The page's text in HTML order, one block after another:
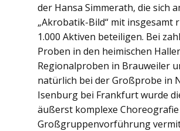
der Hansa Simmerath, die sich
„Akrobatik-Bild“ mit insgesamt
1.000 Aktiven beteiligen. Bei
Proben in den heimischen
Regionalproben in Brauweiler
natürlich bei der Großprobe in
Isenburg bei Frankfurt wurde
äußerst komplexe
Großgruppenvorführung